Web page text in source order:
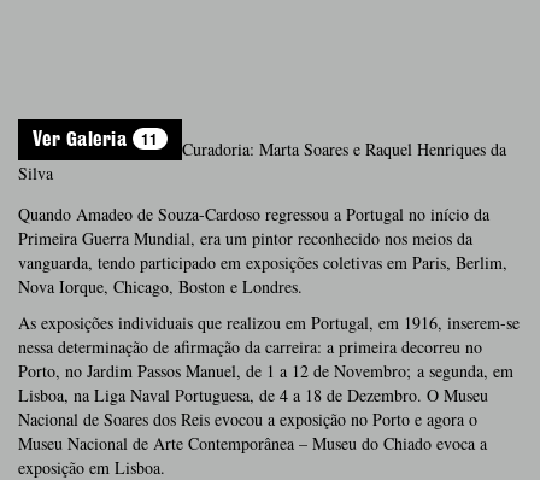
Ver Galeria 11
Curadoria: Marta Soares e Raquel Henriques da
Silva
Quando Amadeo de Souza-Cardoso regressou a Portugal no início da
Primeira Guerra Mundial, era um pintor reconhecido nos meios da
vanguarda, tendo participado em exposições coletivas em Paris, Berlim,
Nova Iorque, Chicago, Boston e Londres.
As exposições individuais que realizou em Portugal, em 1916, inserem-se
nessa determinação de afirmação da carreira: a primeira decorreu no
Porto, no Jardim Passos Manuel, de 1 a 12 de Novembro; a segunda, em
Lisboa, na Liga Naval Portuguesa, de 4 a 18 de Dezembro. O Museu
Nacional de Soares dos Reis evocou a exposição no Porto e agora o
Museu Nacional de Arte Contemporânea – Museu do Chiado evoca a
exposição em Lisboa.